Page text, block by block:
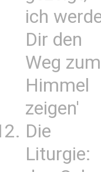
ich
Dir den
Weg zum
Himmel
zeigen'
Die
Liturgie: